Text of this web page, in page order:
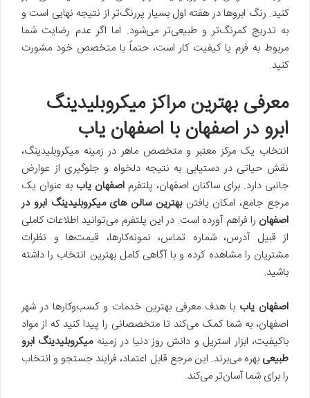
کنید. رنگ ابروها در هفته اول بسیار پررنگ‌تر از نتیجه نهایی است و
به تدریج کمرنگ‌تر و طبیعی‌تر می‌شود. اما اگر عدم رضایت شما
مربوط به فرم یا کیفیت کار است، حتماً با متخصص خود مشورت
کنید.
معرفی بهترین مراکز میکروبلیدینگ
ابرو در اصفهان با اصفهان یاب
انتخاب یک مرکز معتبر و متخصص ماهر در زمینه میکروبلیدینگ،
نقش حیاتی در دستیابی به نتیجه دلخواه و جلوگیری از عوارض
جانبی دارد. برای ساکنان اصفهان، پلتفرم اصفهان یاب به عنوان یک
مرجع جامع، امکان یافتنبهترین سالن های میکروبلیدینگ ابرو در
اصفهان را فراهم آورده است. در این پلتفرم می‌توانید اطلاعات کاملی
از قبیل آدرس، شماره تماس، نمونه‌کارها، قیمت‌ها و نظرات
مشتریان را مشاهده کرده و با آگاهی کامل بهترین انتخاب را داشته
باشید.
اصفهان یاب با هدف معرفی بهترین خدمات و کسب‌وکارها در شهر
اصفهان، به شما کمک می‌کند تا متخصصانی را پیدا کنید که از مواد
باکیفیت، ابزار استریل و دانش روز دنیا در زمینهمیکروبلیدینگ ابرو
طبیعی بهره می‌برند. این مرجع قابل اعتماد، فرایند جستجو و انتخاب
را برای شما آسان‌تر می‌کند.